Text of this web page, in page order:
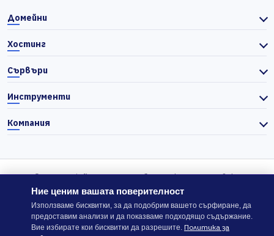
Домейни
Хостинг
Сървъри
Инструменти
Компания
© 2026 Actiefhost. Съгласно българското търговско
законодателство цените в сайта се показват без ДДС, а ДДС се
изчислява отделно при завършване на поръчката, когато е
приложимо.
Ние ценим вашата поверителност
Използваме бисквитки, за да подобрим вашето сърфиране, да
предоставим анализи и да показваме подходящо съдържание.
Вие избирате кои бисквитки да разрешите. Политика за